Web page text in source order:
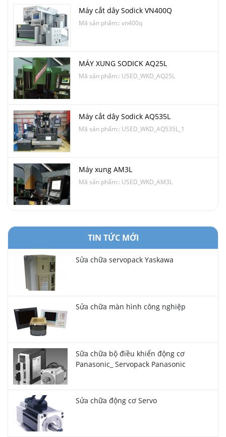
Máy cắt dây Sodick VN400Q
Mã sản phẩm:: vn400q
MÁY XUNG SODICK AQ25L
Mã sản phẩm:: USED_WKD_AQ25L
Máy cắt dây Sodick AQ535L
Mã sản phẩm:: USED_WKD_AQ535L_1
Máy xung AM3L
Mã sản phẩm:: USED_WKD_AM3L
TIN TỨC MỚI
Sửa chữa servopack Yaskawa
Sửa chữa màn hình công nghiệp
Sữa chữa bộ điều khiển động cơ
Panasonic_ Servopack Panasonic
Sửa chữa động cơ Servo